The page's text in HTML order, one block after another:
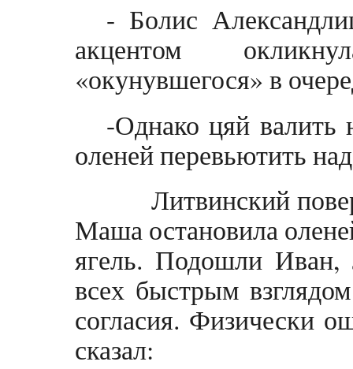
- Болис
акцентом
«окунувшегося» в
-Однако цяй валить
оленей перевьютить
Литвинский
Маша остановила
ягель. Подошли
всех быстрым
согласия. Физически
сказал: